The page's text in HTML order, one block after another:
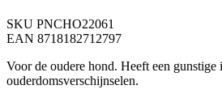
SKU PNCHO22061
EAN 8718182712797
Voor de oudere hond. Heeft een gunstige
ouderdomsverschijnselen.